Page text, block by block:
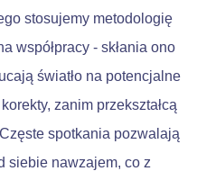
stosujemy metodologię
współpracy - skłania ono
światło na potencjalne
zanim przekształcą
spotkania pozwalają
siebie nawzajem, co z